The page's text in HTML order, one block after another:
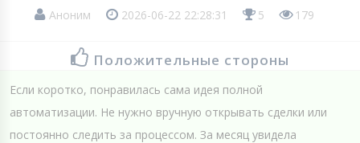
Аноним 2026-06-22 22:28:31 5 179
Положительные стороны
Если коротко, понравилась сама идея полной
автоматизации. Не нужно вручную открывать сделки или
постоянно следить за процессом. За месяц увидела